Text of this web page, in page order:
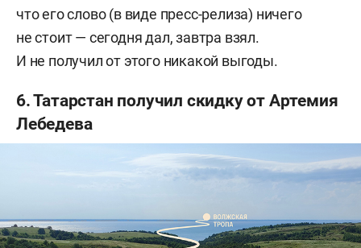
что его слово (в виде пресс-релиза) ничего
не стоит — сегодня дал, завтра взял.
И не получил от этого никакой выгоды.
6. Татарстан получил скидку от Артемия
Лебедева